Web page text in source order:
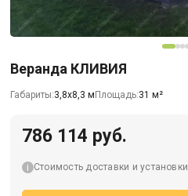
Веранда КЛИВИЯ
Габариты:3,8х8,3 м Площадь:31 м²
786 114 руб.
Стоимость доставки и установки